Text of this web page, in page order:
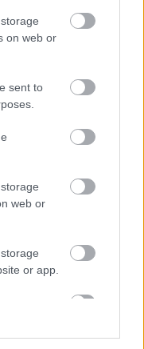
on web or
sent to
web or
or app.
Διπλό
για δόσεις από
Golden
up από 1/1/25
το αίτημα
του
κατά 1 δισ. -
2024